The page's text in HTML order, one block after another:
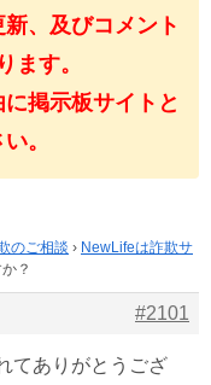
、及びコメント
ます。
掲示板サイトと
。
のご相談 › NewLifeは詐欺サ
？
#2101
てありがとうござ